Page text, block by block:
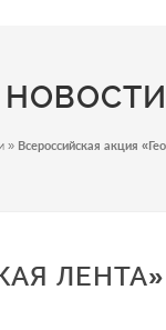
НОВОСТИ
» Всероссийская акция
ЛЕНТА»